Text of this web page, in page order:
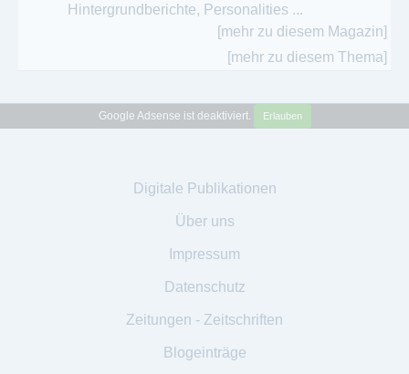
Hintergrundberichte, Personalities ...
[mehr zu diesem Magazin]
[mehr zu diesem Thema]
Google Adsense ist deaktiviert. Erlauben
Digitale Publikationen
Über uns
Impressum
Datenschutz
Zeitungen - Zeitschriften
Blogeinträge